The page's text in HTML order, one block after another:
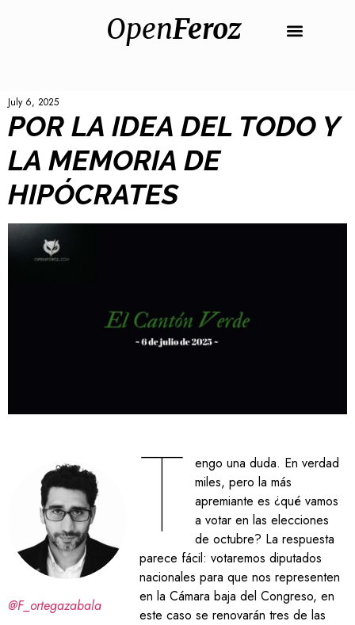
OpenFeroz
July 6, 2025
POR LA IDEA DEL TODO Y
LA MEMORIA DE
HIPÓCRATES
@F_ortegazabala
T
engo una duda. En verdad
miles, pero la más
apremiante es ¿qué vamos
a votar en las elecciones
de octubre? La respuesta
parece fácil: votaremos diputados
nacionales para que nos representen
en la Cámara baja del Congreso, en
este caso se renovarán tres de las